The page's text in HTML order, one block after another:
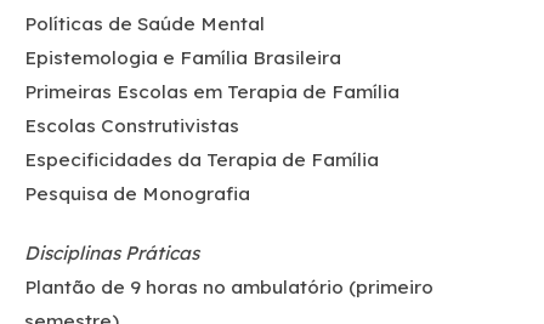
Políticas de Saúde Mental
Epistemologia e Família Brasileira
Primeiras Escolas em Terapia de Família
Escolas Construtivistas
Especificidades da Terapia de Família
Pesquisa de Monografia
Disciplinas Práticas
Plantão de 9 horas no ambulatório (primeiro